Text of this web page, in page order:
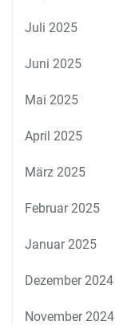
Juli 2025
Juni 2025
Mai 2025
April 2025
März 2025
Februar 2025
Januar 2025
Dezember 2024
November 2024